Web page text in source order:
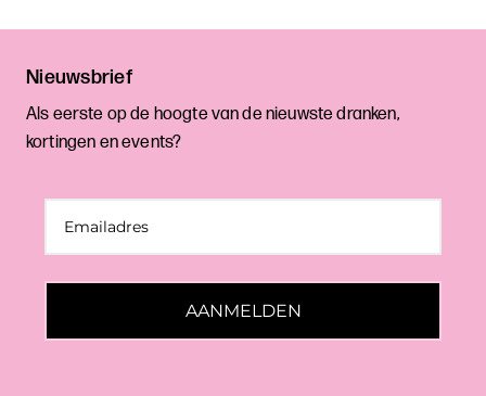
Nieuwsbrief
Als eerste op de hoogte van de nieuwste dranken,
kortingen en events?
AANMELDEN